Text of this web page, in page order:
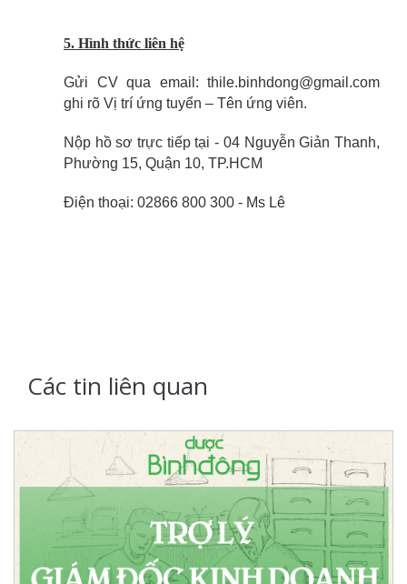
5. Hình thức liên hệ
Gửi CV qua email: thile.binhdong@gmail.com
ghi rõ Vị trí ứng tuyển – Tên ứng viên.
Nộp hồ sơ trực tiếp tại - 04 Nguyễn Giản Thanh,
Phường 15, Quận 10, TP.HCM
Điện thoại: 02866 800 300 - Ms Lê
Các tin liên quan